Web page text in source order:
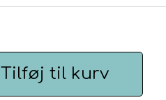
Tilføj til kurv